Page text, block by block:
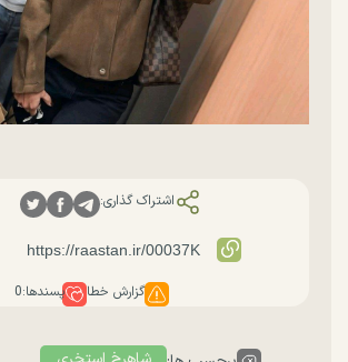
اشتراک گذاری:
گزارش خطا پسندها:0